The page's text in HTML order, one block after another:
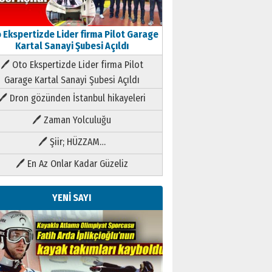
Ekspertizde Lider firma Pilot Garage
Kartal Sanayi Şubesi Açıldı
🖊 Oto Ekspertizde Lider firma Pilot
Garage Kartal Sanayi Şubesi Açıldı
Dron gözünden İstanbul hikayeleri
🖊 Zaman Yolculuğu
🖊 Şiir; HÜZZAM…
🖊 En Az Onlar Kadar Güzeliz
YENİ SAYI